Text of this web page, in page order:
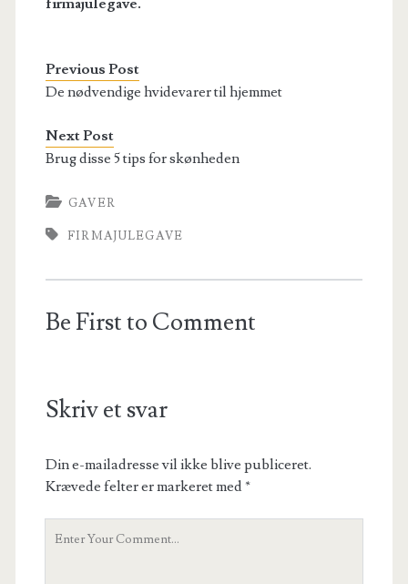
firmajulegave.
Previous Post
De nødvendige hvidevarer til hjemmet
Next Post
Brug disse 5 tips for skønheden
GAVER
FIRMAJULEGAVE
Be First to Comment
Skriv et svar
Din e-mailadresse vil ikke blive publiceret.
Krævede felter er markeret med*
Your